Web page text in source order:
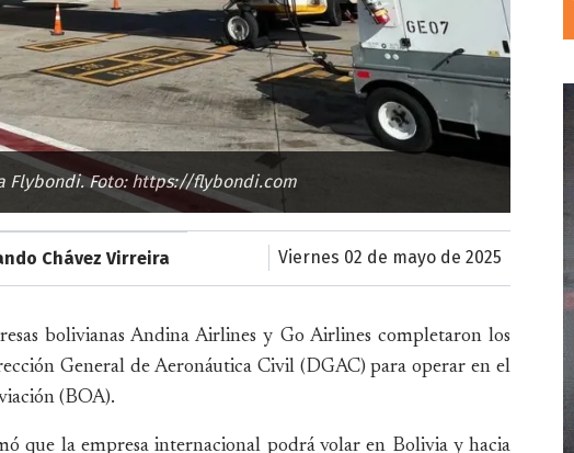
Flybondi. Foto: https://flybondi.com
Chávez Virreira viernes 02 de mayo de 2025
bolivianas Andina Airlines y Go Airlines completaron los
General de Aeronáutica Civil (DGAC) para operar en el
(BOA).
que la empresa internacional podrá volar en Bolivia y hacia